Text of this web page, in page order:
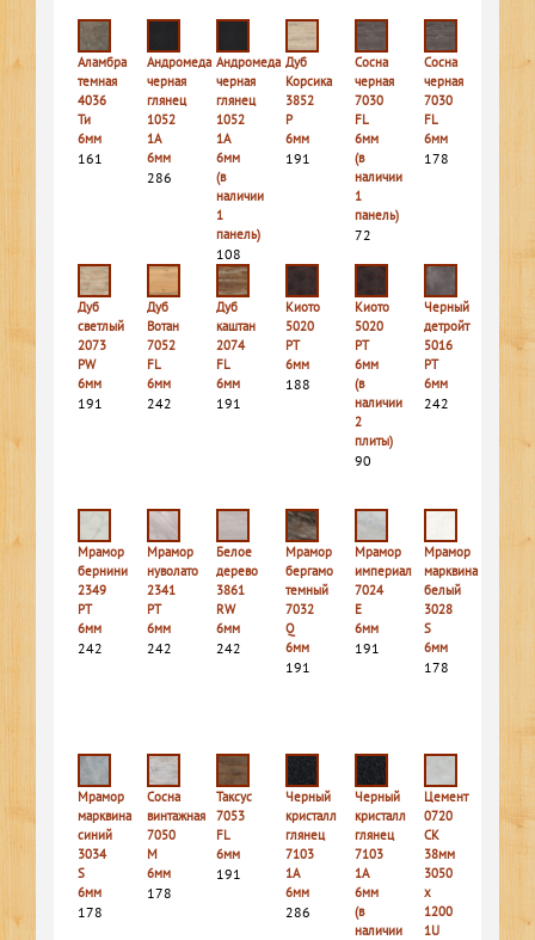
Аламбра
темная
4036
Ти
6мм
161
Андромеда
черная
глянец
1052
1A
6мм
286
Андромеда
черная
глянец
1052
1A
6мм
(в
наличии
1
панель)
108
Дуб
Корсика
3852
P
6мм
191
Сосна
черная
7030
FL
6мм
(в
наличии
1
панель)
72
Сосна
черная
7030
FL
6мм
178
Дуб
светлый
2073
PW
6мм
191
Дуб
Вотан
7052
FL
6мм
242
Дуб
каштан
2074
FL
6мм
191
Киото
5020
PT
6мм
188
Киото
5020
PT
6мм
(в
наличии
2
плиты)
90
Черный
детройт
5016
PT
6мм
242
Мрамор
бернини
2349
PT
6мм
242
Мрамор
нуволато
2341
PT
6мм
242
Белое
дерево
3861
RW
6мм
242
Мрамор
бергамо
темный
7032
Q
6мм
191
Мрамор
империал
7024
E
6мм
191
Мрамор
марквина
белый
3028
S
6мм
178
Мрамор
марквина
синий
3034
S
6мм
178
Сосна
винтажная
7050
M
6мм
178
Таксус
7053
FL
6мм
191
Черный
кристалл
глянец
7103
1A
6мм
286
Черный
кристалл
глянец
7103
1A
6мм
(в
наличии
Цемент
0720
CK
38мм
3050
х
1200
1U